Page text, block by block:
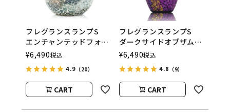
フレグランスランプS
エンチャンテッドフォレ
スト
ASHLEIGH&BURWOOD
（アシュレイアンドバー
ウッド）
¥6,490税込
4.9 （20）
CART
フレグランスランプS
ダークサイドオブザムー
ン
ASHLEIGH&BURWOOD
（アシュレイアンドバー
ウッド）
¥6,490税込
4.8 （9）
CART